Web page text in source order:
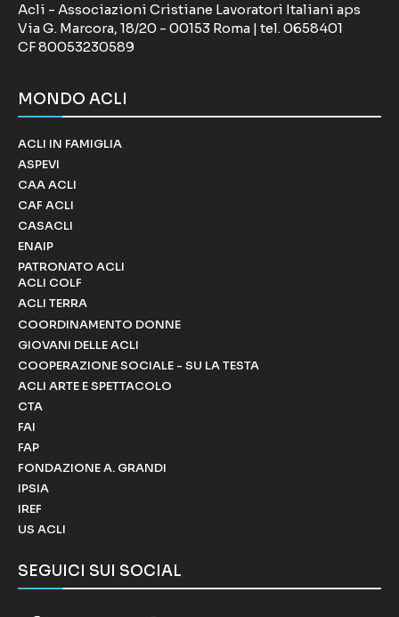
Acli - Associazioni Cristiane Lavoratori Italiani aps
Via G. Marcora, 18/20 - 00153 Roma | tel. 0658401
CF 80053230589
MONDO ACLI
ACLI IN FAMIGLIA
ASPEVI
CAA ACLI
CAF ACLI
CASACLI
ENAIP
PATRONATO ACLI
ACLI COLF
ACLI TERRA
COORDINAMENTO DONNE
GIOVANI DELLE ACLI
COOPERAZIONE SOCIALE - SU LA TESTA
ACLI ARTE E SPETTACOLO
CTA
FAI
FAP
FONDAZIONE A. GRANDI
IPSIA
IREF
US ACLI
SEGUICI SUI SOCIAL